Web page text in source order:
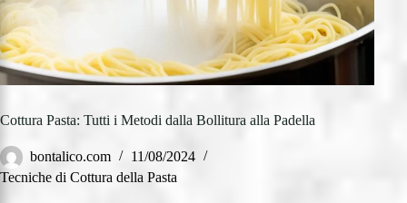
Cottura Pasta: Tutti i Metodi dalla Bollitura alla Padella
bontalico.com
11/08/2024
Tecniche di Cottura della Pasta